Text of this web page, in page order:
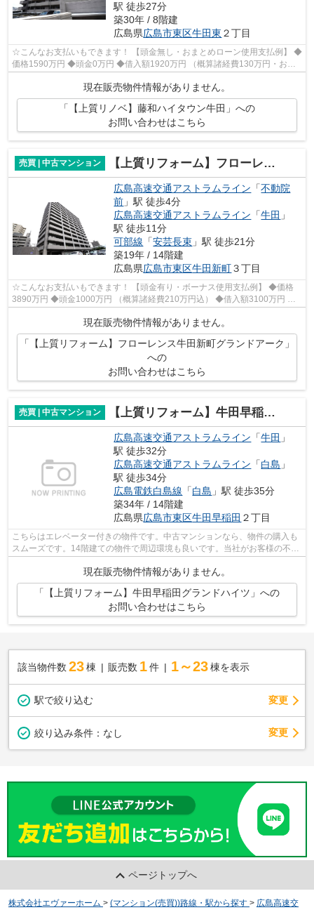
駅 徒歩27分
築30年 / 8階建
広島県広島市東区牛田東 ２丁目
☆こんなお支払いもできます！ 【頭金無し・おまとめローン使用支払例】 ◆
価格1590万円 ◆頭金0万円 ◆借入額1920万円 （概算諸経費130万円・おま
現在販売物件情報がありません。
「【上質リノベ】藤和ハイタウン牛田」への
お問い合わせはこちら
売買 | 中古マンション 【上質リフォーム】フローレンス牛田新町グランドアーク
広島高速交通アストラムライン 「不動院
前 」駅 徒歩4分
広島高速交通アストラムライン 「牛田 」
駅 徒歩11分
可部線 「安芸長束 」駅 徒歩21分
築19年 / 14階建
広島県広島市東区牛田新町３丁目
☆こんなお支払いもできます！ 【頭金有り・ボーナス使用支払例】 ◆価格
3890万円 ◆頭金1000万円 （概算諸経費210万円込） ◆借入額3100万円 ◆
現在販売物件情報がありません。
「【上質リフォーム】フローレンス牛田新町グランドアーク」
への
お問い合わせはこちら
売買 | 中古マンション 【上質リフォーム】牛田早稲田グランドハイツ
広島高速交通アストラムライン 「牛田 」
駅 徒歩32分
広島高速交通アストラムライン 「白島 」
駅 徒歩34分
広島電鉄白島線 「白島 」駅 徒歩35分
築34年 / 14階建
広島県広島市東区牛田早稲田 ２丁目
こちらはエレベーター付きの物件です。中古マンションなら、物件の購入も
スムーズです。14階建ての物件で周辺環境も良いです。当社がお客様の不動
産購入をしっかりとサポート致します...
現在販売物件情報がありません。
「【上質リフォーム】牛田早稲田グランドハイツ」への
お問い合わせはこちら
該当物件数 23棟 販売数 1 件 1～23 棟を表示
駅で絞り込む 変更
絞り込み条件： なし 変更
ページトップへ
株式会社エヴァーホーム > (マンション(売買))路線・駅から探す > 広島高速交